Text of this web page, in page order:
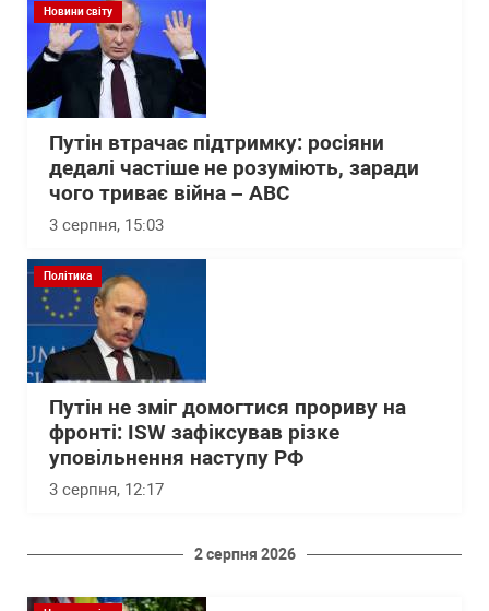
Новини світу
Путін втрачає підтримку: росіяни
дедалі частіше не розуміють, заради
чого триває війна – АВС
3 серпня, 15:03
Політика
Путін не зміг домогтися прориву на
фронті: ISW зафіксував різке
уповільнення наступу РФ
3 серпня, 12:17
2 серпня 2026